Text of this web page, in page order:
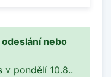
nebo
v pondělí 10.8..